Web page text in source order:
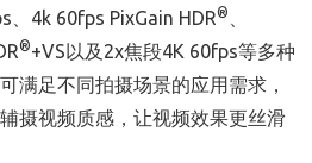
、4k 60fps PixGain HDR®
®+VS以及2x焦段4K 60fps等多种
满足不同拍摄场景的应用需求，
摄视频质感，让视频效果更丝滑